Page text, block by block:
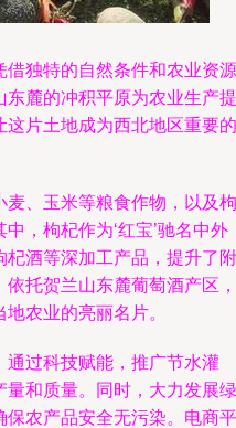
独特的自然条件和农业资源
麓的冲积平原为农业生产提
片土地成为西北地区重要的
、玉米等粮食作物，以及枸
，枸杞作为‘红宝’驰名中外
酒等深加工产品，提升了附
托贺兰山东麓葡萄酒产区，
农业的亮丽名片。
过科技赋能，推广节水灌
和质量。同时，大力发展绿
农产品安全无污染。电商平